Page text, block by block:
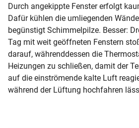
Durch angekippte Fenster erfolgt
Dafür kühlen die umliegenden
begünstigt Schimmelpilze. Besser:
Tag mit weit geöffneten Fenstern
darauf, währenddessen die
Heizungen zu schließen, damit der
auf die einströmende kalte Luft
während der Lüftung hochfahren